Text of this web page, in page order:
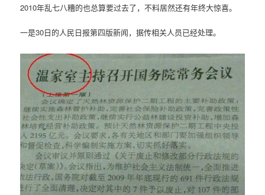
2010年乱七八糟的也总算要过去了，不料居然还有年终大惊喜。
一是30日的人民日报第四版新闻，据传相关人员已经处理。